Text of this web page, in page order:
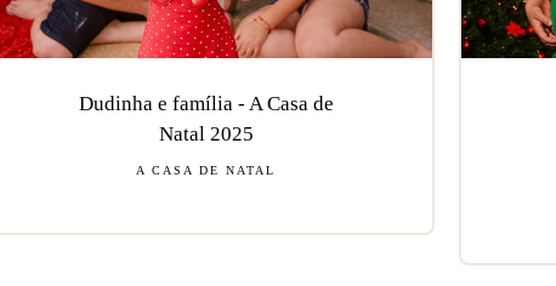
Dudinha e família - A Casa de
Natal 2025
A CASA DE NATAL